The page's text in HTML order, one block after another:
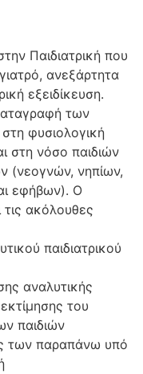
Παιδιατρική που
ανεξάρτητα
εξειδίκευση.
των
φυσιολογική
στη νόσο παιδιών
(νεογνών, νηπίων,
εφήβων). Ο
ακόλουθες
παιδιατρικού
αναλυτικής
του
παιδιών
των παραπάνω υπό